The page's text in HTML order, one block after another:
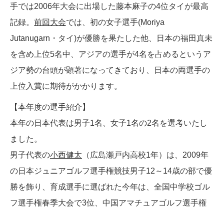
手では2006年大会に出場した藤本麻子の4位タイが最高
記録。 前回大会では、初の女子選手(Moriya
Jutanugarn・タイ)が優勝を果たした他、日本の福田真未
を含め上位5名中、アジアの選手が4名を占めるというア
ジア勢の台頭が顕著になってきており、日本の両選手の
上位入賞に期待がかかります。
【本年度の選手紹介】
本年の日本代表は男子1名、女子1名の2名を選考いたし
ました。
男子代表の小西健太 （広島瀬戸内高校1年）は、2009年
の日本ジュニアゴルフ選手権競技男子12～14歳の部で優
勝を飾り、育成選手に選ばれた今年は、全国中学校ゴル
フ選手権春季大会で3位、中国アマチュアゴルフ選手権